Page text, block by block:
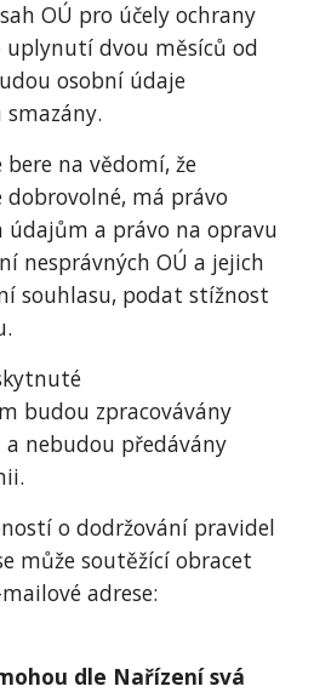
OÚ pro účely ochrany
uplynutí dvou měsíců od
osobní údaje
na vědomí, že
má právo
a právo na opravu
nesprávných OÚ a jejich
souhlasu, podat stížnost
budou zpracovávány
nebudou předávány
o dodržování pravidel
může soutěžící obracet
adrese:
dle Nařízení svá